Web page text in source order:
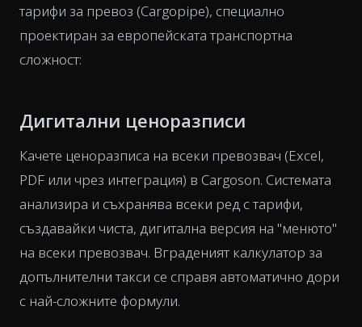
тарифи за превоз (Cargopipe), специално
проектиран за европейската транспортна
сложност:
Дигитални ценоразписи
Качете ценоразписа на всеки превозвач (Excel,
PDF или чрез интеграция) в Cargoson. Системата
анализира и съхранява всеки ред с тарифи,
създавайки чиста, дигитална версия на "менюто"
на всеки превозвач. Вграденият калкулатор за
допълнителни такси се справя автоматично дори
с най-сложните формули.